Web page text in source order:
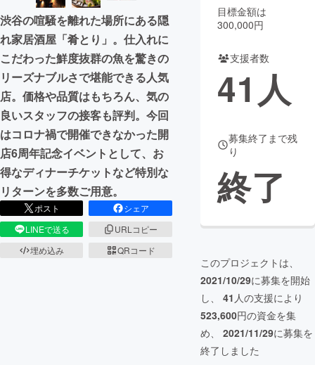
CAMPFIREふるさと納税
コミュニティ
渋谷の喧騒を離れた場所にある隠
れ家居酒屋「肴とり」。仕入れに
こだわった鮮度抜群の魚を驚きの
リーズナブルさで堪能できる人気
店。価格や品質はもちろん、気の
良いスタッフの接客も評判。今回
はコロナ禍で開催できなかった開
店6周年記念イベントとして、お
得なディナーチケットなど特別な
リターンを多数ご用意。
ポスト
シェア
LINEで送る
URLコピー
埋め込み
QRコード
目標金額は
300,000円
支援者数
41 人
募集終了まで残
り
終了
このプロジェクトは、
2021/10/29に募集を開始
し、 41 人の支援により
523,600円の資金を集
め、 2021/11/29に募集を
終了しました